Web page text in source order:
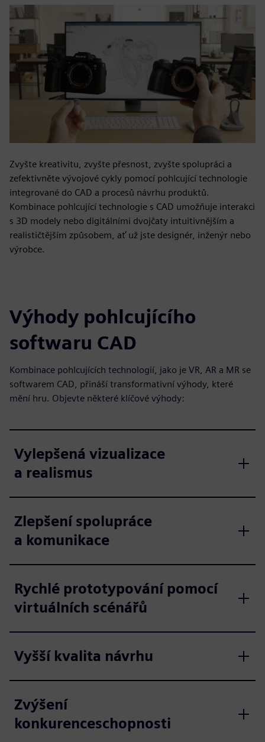
Zvyšte kreativitu, zvyšte přesnost, zvyšte spolupráci a
zefektivněte vývojové cykly pomocí pohlcující technologie
integrované do CAD a procesů návrhu produktů.
Kombinace pohlcující technologie s CAD umožňuje interakci
s 3D modely nebo digitálními dvojčaty intuitivnějším a
realističtějším způsobem, ať už jste designér, inženýr nebo
výrobce.
Výhody pohlcujícího
softwaru CAD
Kombinace pohlcujících technologií, jako je VR, AR a MR se
softwarem CAD, přináší transformativní výhody, které
mění hru. Objevte některé klíčové výhody:
Vylepšená vizualizace
a realismus
Zlepšení spolupráce
a komunikace
Rychlé prototypování pomocí
virtuálních scénářů
Vyšší kvalita návrhu
Zvýšení
konkurenceschopnosti